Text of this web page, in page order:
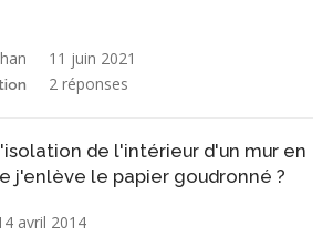
11 juin 2021
2 réponses
de l'intérieur d'un mur en
j'enlève le papier goudronné ?
avril 2014